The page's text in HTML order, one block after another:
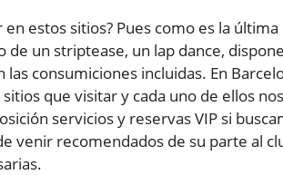
estos sitios? Pues como es la
de un striptease, un lap dance,
consumiciones incluidas. En
que visitar y cada uno de ellos
servicios y reservas VIP si
venir recomendados de su parte al